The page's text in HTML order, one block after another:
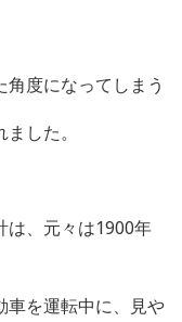
度になってしまう
した。
は、元々は1900年
車を運転中に、見や